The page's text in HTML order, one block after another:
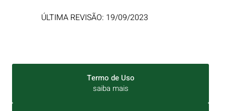
ÚLTIMA REVISÃO: 19/09/2023
Termo de Uso
saiba mais